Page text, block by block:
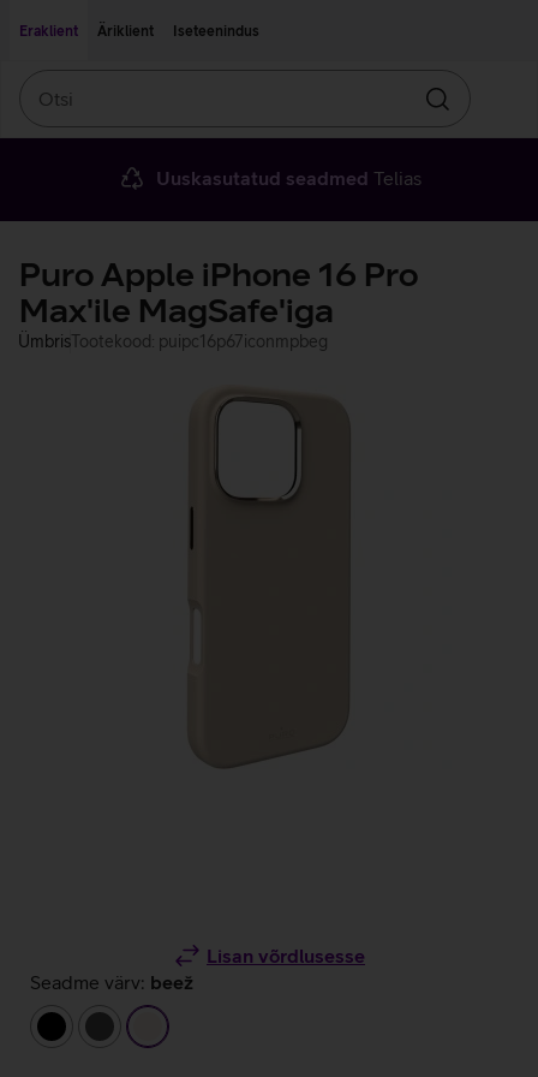
Eraklient
Äriklient Iseteenindus
Otsin
Uuskasutatud seadmed Telias
Puro Apple iPhone 16 Pro
Max'ile MagSafe'iga
ÜmbrisTootekood: puipc16p67iconmpbeg
Lisan võrdlusesse
Seadme värv: beež
must
tumehallbeež